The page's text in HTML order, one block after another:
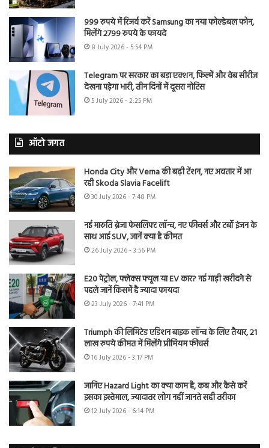
999 रुपये में रिजर्व करें Samsung का नया फोल्डेबल फोन,
मिलेंगे 2799 रुपये के फायदे
8 July 2026 - 5:54 PM
Telegram पर सरकार का बड़ा एक्शन, फिल्में और वेब सीरीज
देखना पड़ेगा भारी, तीन दिनों में दूसरा नोटिस
5 July 2026 - 2:25 PM
ऑटो जगत
Honda City और Verna की बढ़ी टेंशन, नए अवतार में आ
रही Skoda Slavia Facelift
30 July 2026 - 7:48 PM
नई मारुति ब्रेजा फेसलिफ्ट लॉन्च, नए फीचर्स और टर्बो इंजन के
साथ आई SUV, जानें क्या है कीमत
26 July 2026 - 3:56 PM
E20 पेट्रोल, फ्लेक्स फ्यूल या EV कार? नई गाड़ी खरीदने से
पहले जानें किसमें है ज्यादा फायदा
23 July 2026 - 7:41 PM
Triumph की लिमिटेड एडिशन बाइक लॉन्च के लिए तैयार, 21
लाख रुपये कीमत में मिलेंगे प्रीमियम फीचर्स
16 July 2026 - 3:17 PM
जानिए Hazard Light का क्या काम है, कब और कैसे करें
इसका इस्तेमाल, ज्यादातर लोग नहीं जानते सही तरीका
12 July 2026 - 6:14 PM